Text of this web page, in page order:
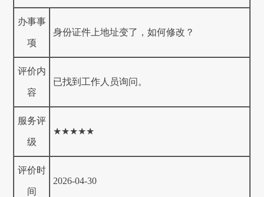
办事事
项
身份证件上地址变了，如何修改？
评价内
容
已找到工作人员询问。
服务评
级
★★★★★
评价时
间
2026-04-30